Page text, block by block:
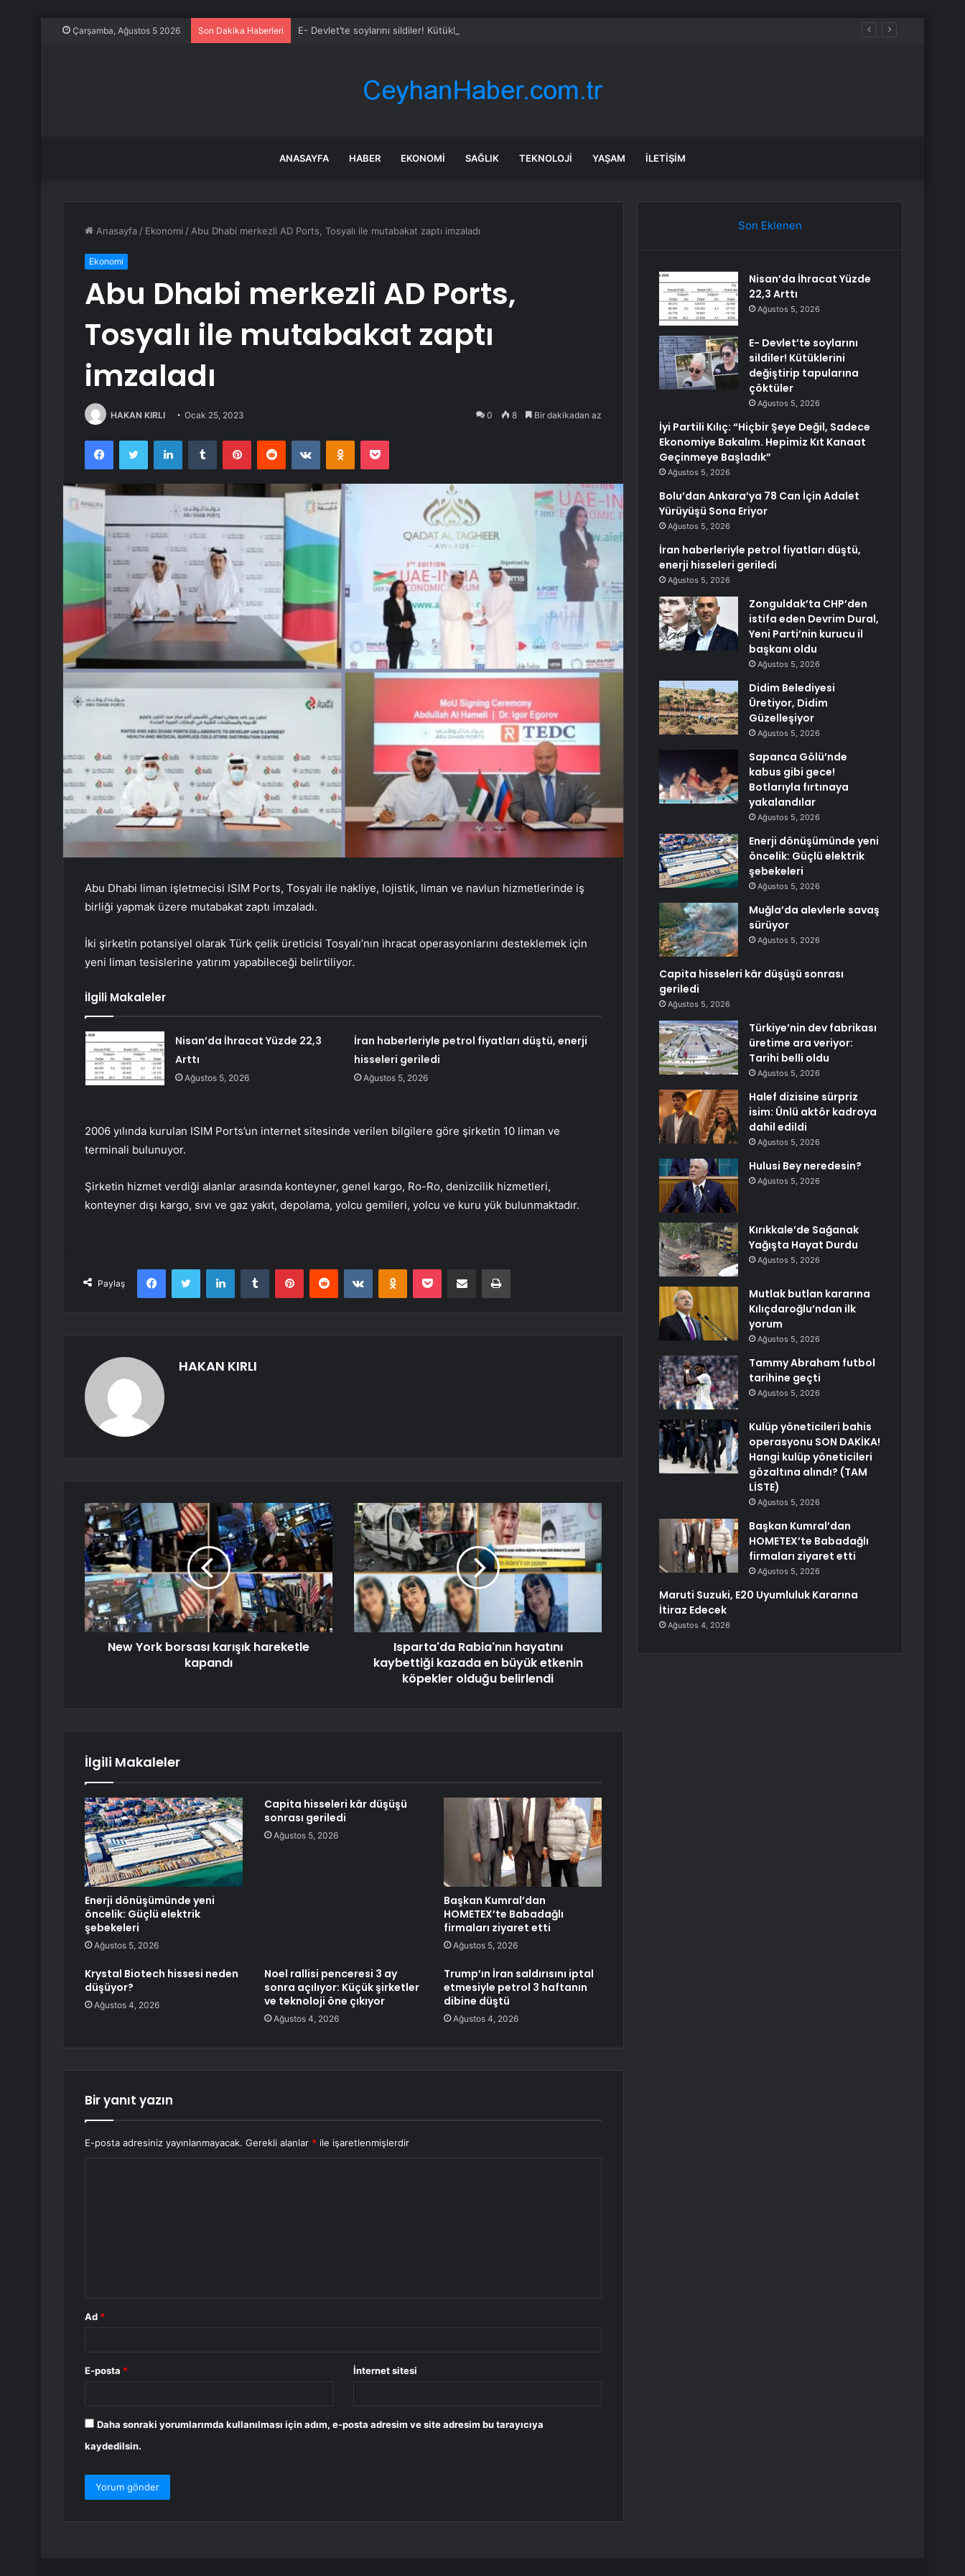
Çarşamba, Ağustos 5 2026 Son Dakika Haberleri E- Devlet’te soylarını sildiler! Kütüklerini değiştirip tapularına çöktüler
ANASAYFA HABER EKONOMI SAĞLIK TEKNOLOJI YAŞAM İLETIŞIM
Anasayfa / Ekonomi / Abu Dhabi merkezli AD Ports, Tosyalı ile mutabakat zaptı imzaladı
Ekonomi
Abu Dhabi merkezli AD Ports,
Tosyalı ile mutabakat zaptı
imzaladı
HAKAN KIRLI Ocak 25, 2023 0 8 Bir dakikadan az
FacebookTwitter LinkedInTumblr PinterestReddit VKontakteOdnoklassniki
Pocket
Abu Dhabi liman işletmecisi ISIM Ports, Tosyalı ile nakliye, lojistik, liman ve navlun hizmetlerinde iş
birliği yapmak üzere mutabakat zaptı imzaladı.
İki şirketin potansiyel olarak Türk çelik üreticisi Tosyalı’nın ihracat operasyonlarını desteklemek için
yeni liman tesislerine yatırım yapabileceği belirtiliyor.
İlgili Makaleler
Nisan’da İhracat Yüzde 22,3
Arttı
Ağustos 5, 2026
İran haberleriyle petrol fiyatları düştü, enerji
hisseleri geriledi
Ağustos 5, 2026
2006 yılında kurulan ISIM Ports’un internet sitesinde verilen bilgilere göre şirketin 10 liman ve
terminali bulunuyor.
Şirketin hizmet verdiği alanlar arasında konteyner, genel kargo, Ro-Ro, denizcilik hizmetleri,
konteyner dışı kargo, sıvı ve gaz yakıt, depolama, yolcu gemileri, yolcu ve kuru yük bulunmaktadır.
Paylaş
FacebookTwitter LinkedInTumblr PinterestReddit VKontakteOdnoklassniki
Pocket E-Posta ile paylaş Yazdır
HAKAN KIRLI
New York borsası karışık hareketle
kapandı
Isparta'da Rabia'nın hayatını
kaybettiği kazada en büyük etkenin
köpekler olduğu belirlendi
İlgili Makaleler
Enerji dönüşümünde yeni
öncelik: Güçlü elektrik
şebekeleri
Ağustos 5, 2026
Capita hisseleri kâr düşüşü
sonrası geriledi
Ağustos 5, 2026
Başkan Kumral’dan
HOMETEX’te Babadağlı
firmaları ziyaret etti
Ağustos 5, 2026
Krystal Biotech hissesi neden
düşüyor?
Ağustos 4, 2026
Noel rallisi penceresi 3 ay
sonra açılıyor: Küçük şirketler
ve teknoloji öne çıkıyor
Ağustos 4, 2026
Trump’ın İran saldırısını iptal
etmesiyle petrol 3 haftanın
dibine düştü
Ağustos 4, 2026
Bir yanıt yazın
E-posta adresiniz yayınlanmayacak. Gerekli alanlar * ile işaretlenmişlerdir
Ad *
E-posta * İnternet sitesi
Daha sonraki yorumlarımda kullanılması için adım, e-posta adresim ve site adresim bu tarayıcıya
kaydedilsin.
Son Eklenen
Nisan’da İhracat Yüzde
22,3 Arttı
Ağustos 5, 2026
E- Devlet’te soylarını
sildiler! Kütüklerini
değiştirip tapularına
çöktüler
Ağustos 5, 2026
İyi Partili Kılıç: “Hiçbir Şeye Değil, Sadece
Ekonomiye Bakalım. Hepimiz Kıt Kanaat
Geçinmeye Başladık”
Ağustos 5, 2026
Bolu’dan Ankara’ya 78 Can İçin Adalet
Yürüyüşü Sona Eriyor
Ağustos 5, 2026
İran haberleriyle petrol fiyatları düştü,
enerji hisseleri geriledi
Ağustos 5, 2026
Zonguldak’ta CHP’den
istifa eden Devrim Dural,
Yeni Parti’nin kurucu il
başkanı oldu
Ağustos 5, 2026
Didim Belediyesi
Üretiyor, Didim
Güzelleşiyor
Ağustos 5, 2026
Sapanca Gölü’nde
kabus gibi gece!
Botlarıyla fırtınaya
yakalandılar
Ağustos 5, 2026
Enerji dönüşümünde yeni
öncelik: Güçlü elektrik
şebekeleri
Ağustos 5, 2026
Muğla’da alevlerle savaş
sürüyor
Ağustos 5, 2026
Capita hisseleri kâr düşüşü sonrası
geriledi
Ağustos 5, 2026
Türkiye’nin dev fabrikası
üretime ara veriyor:
Tarihi belli oldu
Ağustos 5, 2026
Halef dizisine sürpriz
isim: Ünlü aktör kadroya
dahil edildi
Ağustos 5, 2026
Hulusi Bey neredesin?
Ağustos 5, 2026
Kırıkkale’de Sağanak
Yağışta Hayat Durdu
Ağustos 5, 2026
Mutlak butlan kararına
Kılıçdaroğlu’ndan ilk
yorum
Ağustos 5, 2026
Tammy Abraham futbol
tarihine geçti
Ağustos 5, 2026
Kulüp yöneticileri bahis
operasyonu SON DAKİKA!
Hangi kulüp yöneticileri
gözaltına alındı? (TAM
LİSTE)
Ağustos 5, 2026
Başkan Kumral’dan
HOMETEX’te Babadağlı
firmaları ziyaret etti
Ağustos 5, 2026
Maruti Suzuki, E20 Uyumluluk Kararına
İtiraz Edecek
Ağustos 4, 2026